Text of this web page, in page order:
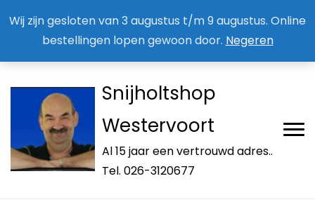
Wij zijn gesloten van 3 augustus t/m 9 augustus. Online
bestellingen lopen gewoon door. Negeren
Snijholtshop
Westervoort
Al 15 jaar een vertrouwd adres..
Tel. 026-3120677